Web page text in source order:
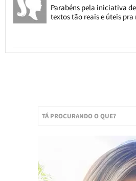
Parabéns pela iniciativa
textos tão reais e úteis